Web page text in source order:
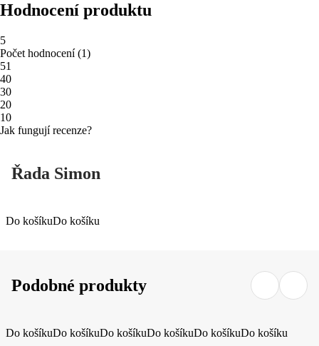
Hodnocení produktu
5
Počet hodnocení(1)
51
40
30
20
10
Jak fungují recenze?
Řada Simon
Do košíkuDo košíku
Podobné produkty
Do košíkuDo košíkuDo košíkuDo košíkuDo košíkuDo košíku